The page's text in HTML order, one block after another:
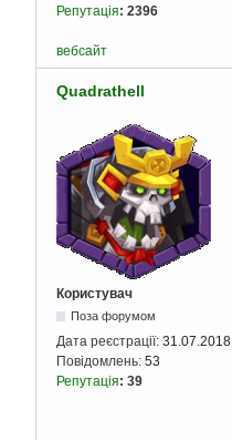
Репутація: 2396
вебсайт
Quadrathell
Користувач
Поза форумом
Дата реєстрації: 31.07.2018
Повідомлень: 53
Репутація: 39